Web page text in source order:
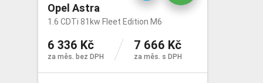
Opel Astra
1.6 CDTi 81kw Fleet Edition M6
6 336 Kč
za měs. bez DPH
7 666 Kč
za měs. s DPH